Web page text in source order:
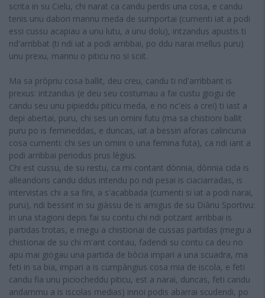
scrita in su Cielu, chi narat ca candu perdis una cosa, e candu
tenis unu dabori mannu meda de sumportai (cumenti iat a podi
essi cussu acapiau a unu lutu, a unu dolu), intzandus apustis ti
nd'arribbat (ti ndi iat a podi arribbai, po ddu narai mellus puru)
unu prexu, mannu o piticu no si sciit.
Ma sa pròpriu cosa ballit, deu creu, candu ti nd'arribbant is
prexus: intzandus (e deu seu costumau a fai custu giogu de
candu seu unu pipieddu piticu meda, e no nc'eis a crei) ti iast a
depi abertai, puru, chi ses un omini futu (ma sa chistioni ballit
puru po is femineddas, e duncas, iat a bessiri aforas calincuna
cosa cumenti: chi ses un omini o una femina futa), ca ndi iant a
podi arribbai periodus prus lègius.
Chi est cussu, de su restu, ca mi contant dònnia, dònnia cida is
alleandoris candu ddus intendu po ndi pesai is ciaciarradas, is
intervistas chi a sa fini, a s'acabbada (cumenti si iat a podi narai,
puru), ndi bessint in su giàssu de is amigus de su Diàriu Sportivu:
in una stagioni depis fai su contu chi ndi potzant arribbai is
partidas trotas, e megu a chistionai de cussas partidas (megu a
chistionai de su chi m'ant contau, fadendi su contu ca deu no
apu mai giogau una partida de bòcia impari a una scuadra, ma
feti in sa bia, impari a is cumpàngius cosa mia de iscola, e feti
candu fia unu piciocheddu piticu, est a narai, duncas, feti candu
andammu a is iscolas medias) innoi podis abarrai scudendi, po